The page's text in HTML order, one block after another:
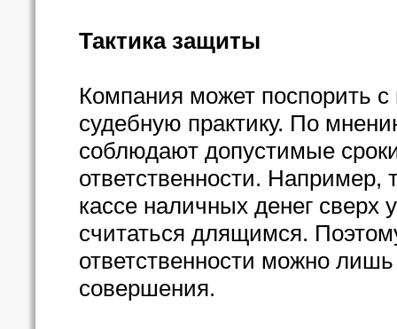
Тактика защиты
Компания может поспорить
судебную практику. По
соблюдают допустимые
ответственности. Например,
кассе наличных денег сверх
считаться длящимся.
ответственности можно
совершения.